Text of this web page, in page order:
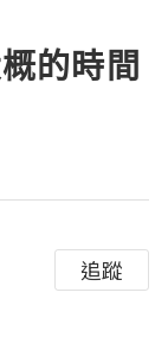
的時間
追蹤